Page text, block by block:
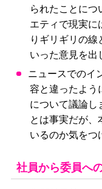
られたことにつ
エティで現実に
りギリギリの線
いった意見を出
ニュースでのイ
容と違ったよう
について議論し
とは事実だが、
いるのか気をつ
社員から委員へ